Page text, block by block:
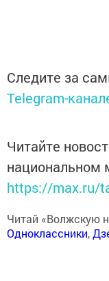
Следите за
Telegram-
Читайте
национальном
https://max.ru/
Читай «Волжскую
Одноклассники,